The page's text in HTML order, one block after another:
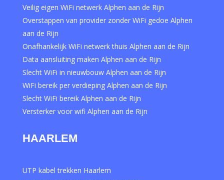
Veilig eigen WiFi netwerk Alphen aan de Rijn
Overstappen van provider zonder WiFi gedoe Alphen
aan de Rijn
Onafhankelijk WiFi netwerk thuis Alphen aan de Rijn
Data aansluiting maken Alphen aan de Rijn
Slecht WiFi in nieuwbouw Alphen aan de Rijn
WiFi bereik per verdieping Alphen aan de Rijn
Slecht WiFi bereik Alphen aan de Rijn
Versterker voor wifi Alphen aan de Rijn
HAARLEM
UTP kabel trekken Haarlem